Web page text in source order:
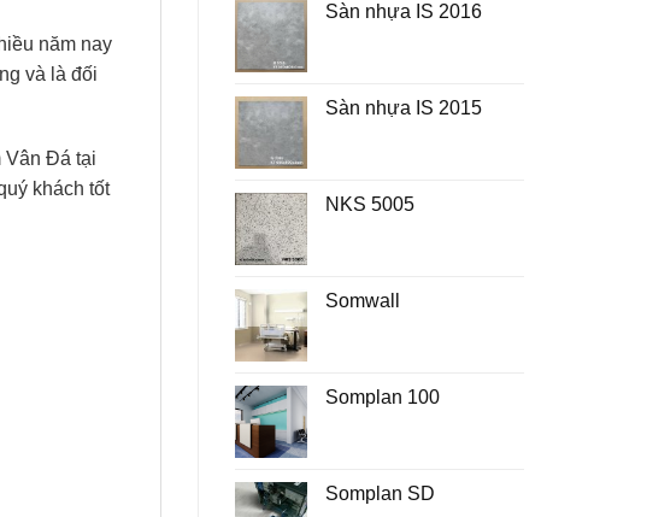
Sàn nhựa IS 2016
Sàn nhựa IS 2015
NKS 5005
Somwall
Somplan 100
Somplan SD
năm nay
và là đối
Vân Đá tại
khách tốt